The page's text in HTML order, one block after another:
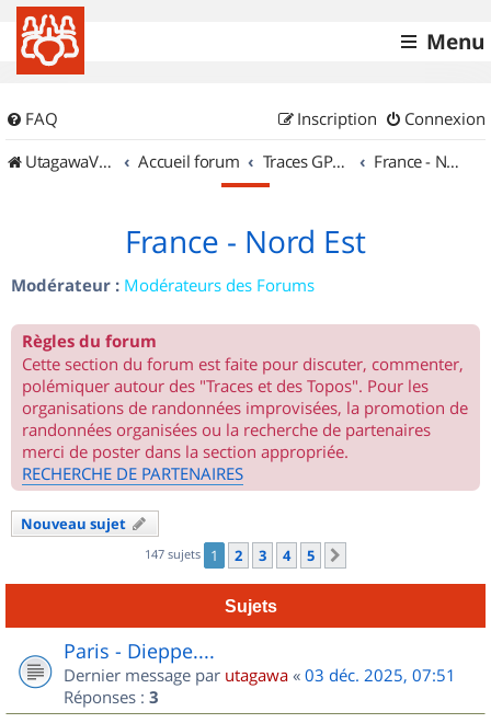
Menu
FAQ Connexion
Inscription
UtagawaVTT (Randos VTT et VTTAE avec traces GPS)
Accueil forum Traces GPS de randos VTT France - Nord Est
France - Nord Est
Modérateur : Modérateurs des Forums
Règles du forum
Cette section du forum est faite pour discuter, commenter,
polémiquer autour des "Traces et des Topos". Pour les
organisations de randonnées improvisées, la promotion de
randonnées organisées ou la recherche de partenaires
merci de poster dans la section appropriée.
RECHERCHE DE PARTENAIRES
Nouveau sujet
147 sujets 1 2 3 4 5
Sujets
Paris - Dieppe....
Dernier message par utagawa « 03 déc. 2025, 07:51
Réponses : 3